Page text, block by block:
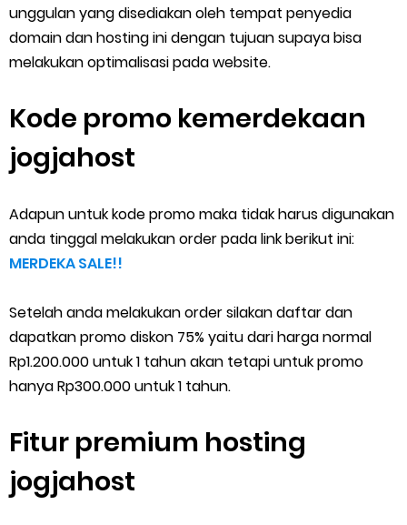
unggulan yang disediakan oleh tempat penyedia
domain dan hosting ini dengan tujuan supaya bisa
melakukan optimalisasi pada website.
Kode promo kemerdekaan
jogjahost
Adapun untuk kode promo maka tidak harus digunakan
anda tinggal melakukan order pada link berikut ini:
MERDEKA SALE!!
Setelah anda melakukan order silakan daftar dan
dapatkan promo diskon 75% yaitu dari harga normal
Rp1.200.000 untuk 1 tahun akan tetapi untuk promo
hanya Rp300.000 untuk 1 tahun.
Fitur premium hosting
jogjahost